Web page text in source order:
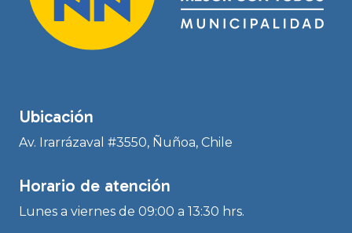
Ubicación
Av. Irarrázaval #3550, Ñuñoa, Chile
Horario de atención
Lunes a viernes de 09:00 a 13:30 hrs.